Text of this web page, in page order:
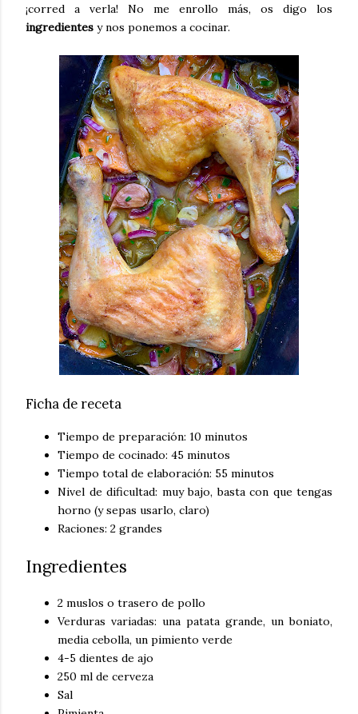
¡corred a verla! No me enrollo más, os digo los
ingredientes y nos ponemos a cocinar.
Ficha de receta
Tiempo de preparación: 10 minutos
Tiempo de cocinado: 45 minutos
Tiempo total de elaboración: 55 minutos
Nivel de dificultad: muy bajo, basta con que tengas
horno (y sepas usarlo, claro)
Raciones: 2 grandes
Ingredientes
2 muslos o trasero de pollo
Verduras variadas: una patata grande, un boniato,
media cebolla, un pimiento verde
4-5 dientes de ajo
250 ml de cerveza
Sal